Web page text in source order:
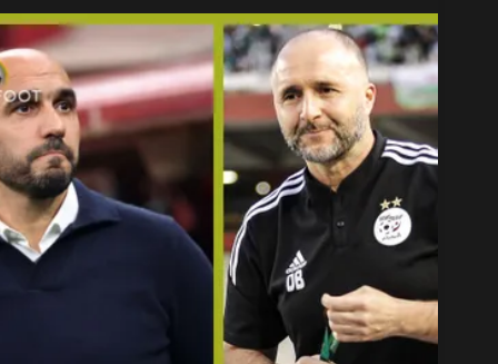
t
e
n
t
Pays
Clubs
Classement
Paris sportifs